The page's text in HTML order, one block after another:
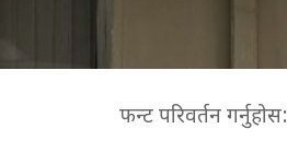
फन्ट परिवर्तन गर्नुहोस: